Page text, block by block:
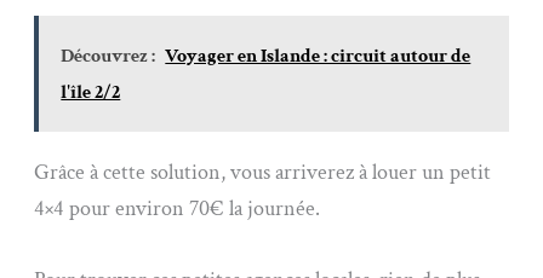
Découvrez : Voyager en Islande : circuit autour de
l'île 2/2
Grâce à cette solution, vous arriverez à louer un petit
4×4 pour environ 70€ la journée.